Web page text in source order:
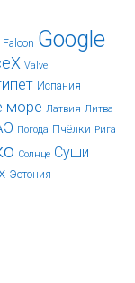
Falcon Google
Valve
Испания
море Латвия Литва
Погода Пчёлки Рига
Солнце Суши
Эстония